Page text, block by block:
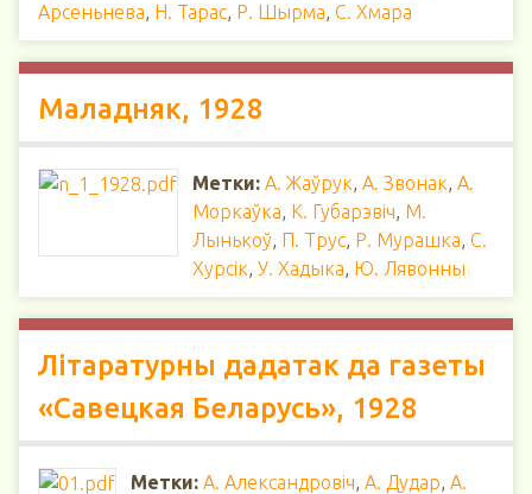
Арсеньнева, Н. Тарас, Р. Шырма, С. Хмара
Маладняк, 1928
Метки: А. Жаўрук, А. Звонак, А.
Моркаўка, К. Губарэвіч, М.
Лынькоў, П. Трус, Р. Мурашка, С.
Хурсік, У. Хадыка, Ю. Лявонны
Літаратурны дадатак да газеты
«Савецкая Беларусь», 1928
Метки: А. Александровіч, А. Дудар, А.